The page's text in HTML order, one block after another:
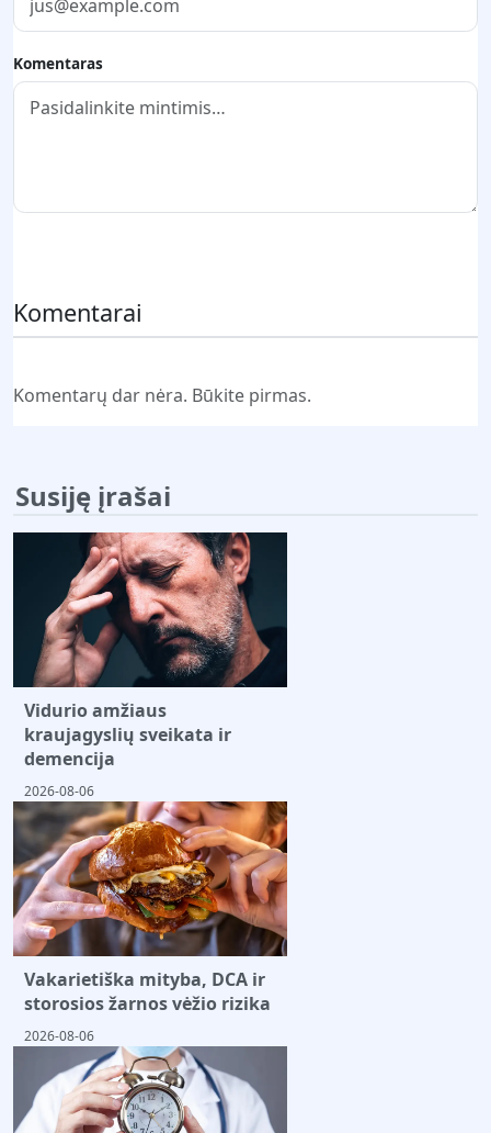
Komentaras
Komentarai
Komentarų dar nėra. Būkite pirmas.
Susiję įrašai
Vidurio amžiaus
kraujagyslių sveikata ir
demencija
2026-08-06
Vakarietiška mityba, DCA ir
storosios žarnos vėžio rizika
2026-08-06